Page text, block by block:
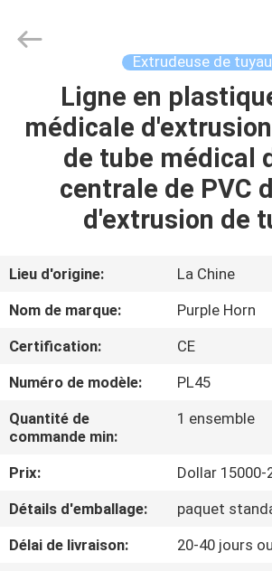
MAISON
PRODUITS
SUJET
DE
NOUS
VISITE
D'USINE
CONTRÔLE
DE
QUALITÉ
Commerce
Extrudeuse de tuyau
Ligne en
médicale
de tube médical
centrale de PVC
d'extrusion de
Lieu d'origine:
La Chine
Nom de marque:
Purple Horn
Certification:
CE
Numéro de modèle:
PL45
Quantité de
commande min:
1 ensemble
Prix:
Dollar
Détails d'emballage:
paquet
Délai de livraison:
20-40 jours